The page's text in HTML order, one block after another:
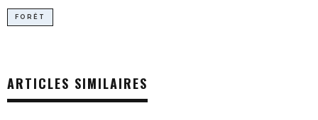
FORÊT
ARTICLES SIMILAIRES